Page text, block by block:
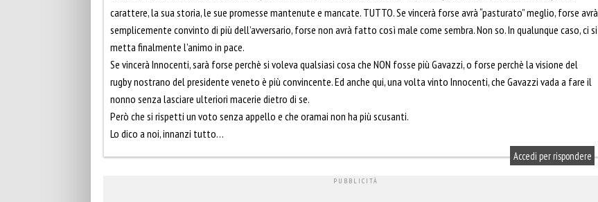
carattere, la sua storia, le sue promesse mantenute e mancate. TUTTO. Se vincerà forse avrà “pasturato” meglio, forse avrà
semplicemente convinto di più dell’avversario, forse non avrà fatto così male come sembra. Non so. In qualunque caso, ci si
metta finalmente l’animo in pace.
Se vincerà Innocenti, sarà forse perchè si voleva qualsiasi cosa che NON fosse più Gavazzi, o forse perchè la visione del
rugby nostrano del presidente veneto è più convincente. Ed anche qui, una volta vinto Innocenti, che Gavazzi vada a fare il
nonno senza lasciare ulteriori macerie dietro di se.
Però che si rispetti un voto senza appello e che oramai non ha più scusanti.
Lo dico a noi, innanzi tutto…
Accedi per rispondere